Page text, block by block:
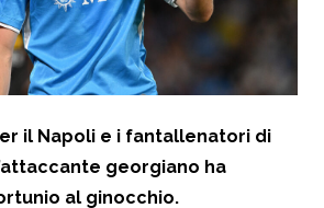
il Napoli e i fantallenatori di
georgiano ha
al ginocchio.